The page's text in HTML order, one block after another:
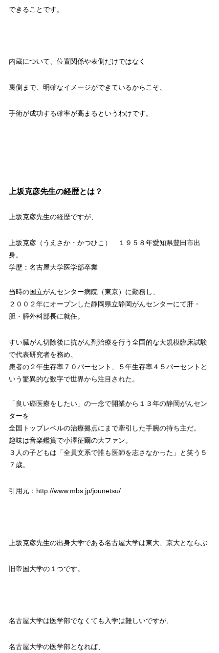
できることです。
内蔵について、位置関係や表側だけではなく
裏側まで、明確なイメージができているからこそ、
手術が成功する確率が高まるというわけです。
上坂克彦先生の経歴とは？
上坂克彦先生の経歴ですが、
上坂克彦（うえさか・かつひこ） １９５８年愛知県豊田市出
身。
学歴：名古屋大学医学部卒業
当時の国立がんセンター病院（東京）に勤務し、
２００２年にオープンした静岡県立静岡がんセンターにて肝・
胆・膵外科部長に就任。
すい臓がん切除後に抗がん剤治療を行う全国的な大規模臨床試験
で代表研究者を務め、
患者の２年生存率７０パーセント、５年生存率４５パーセントと
いう驚異的な数字で世界から注目された。
「良い癌医療をしたい」の一念で開業から１３年の静岡がんセン
ターを
全国トップレベルの治療拠点にまで牽引した手腕の持ち主だ。
趣味は音楽鑑賞で小澤征爾の大ファン。
３人の子どもは「全員文系で誰も医師を志さなかった」と笑う５
７歳。
引用元：http://www.mbs.jp/jounetsu/
上坂克彦先生の出身大学である名古屋大学は東大、京大とならぶ
旧帝国大学の１つです。
名古屋大学は医学部でなくても入学は難しいですが、
名古屋大学の医学部となれば、